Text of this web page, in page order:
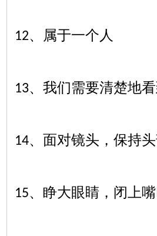
12、属于一个人
13、我们需要清楚地
14、面对镜头，保持
15、睁大眼睛，闭上